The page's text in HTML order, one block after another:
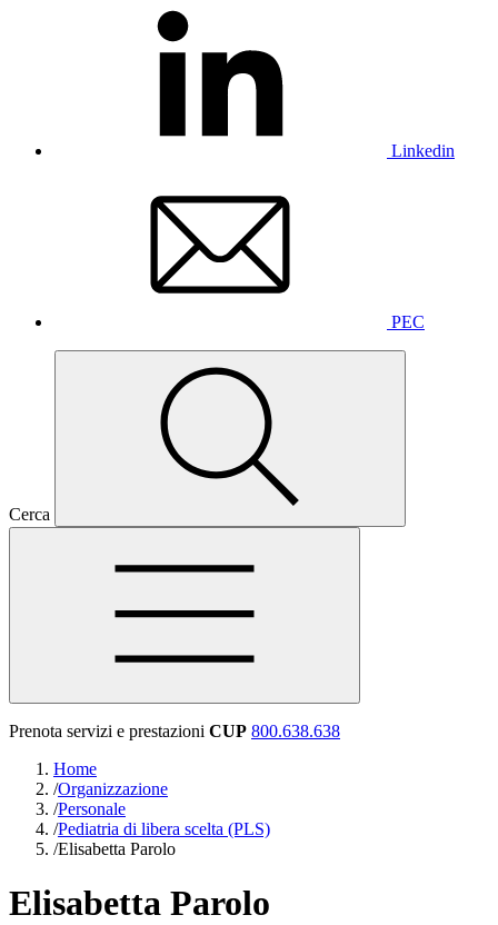
Linkedin
PEC
Cerca
Prenota servizi e prestazioni CUP 800.638.638
Home
/Organizzazione
/Personale
/Pediatria di libera scelta (PLS)
/Elisabetta Parolo
Elisabetta Parolo